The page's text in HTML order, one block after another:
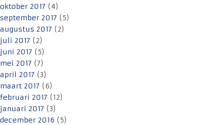
oktober 2017 (4)
september 2017 (5)
augustus 2017 (2)
juli 2017 (2)
juni 2017 (5)
mei 2017 (7)
april 2017 (3)
maart 2017 (6)
februari 2017 (12)
januari 2017 (3)
december 2016 (5)